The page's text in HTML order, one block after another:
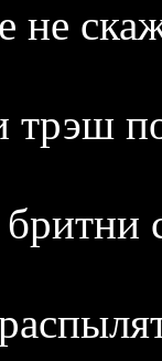
не
трэш